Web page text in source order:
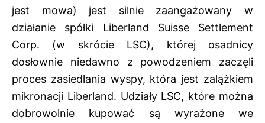
jest mowa) jest silnie zaangażowany w
działanie spółki Liberland Suisse Settlement
Corp. (w skrócie LSC), której osadnicy
dosłownie niedawno z powodzeniem zaczęli
proces zasiedlania wyspy, która jest zalążkiem
mikronacji Liberland. Udziały LSC, które można
dobrowolnie kupować są wyrażone we